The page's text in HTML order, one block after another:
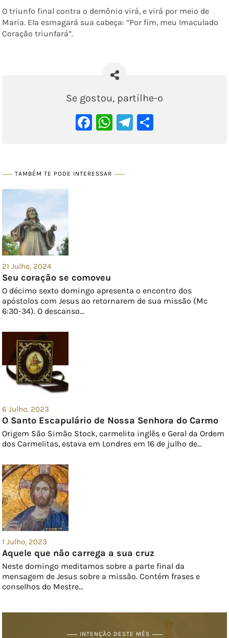
O triunfo final contra o demônio virá, e virá por meio de
Maria. Ela esmagará sua cabeça: “Por fim, meu Imaculado
Coração triunfará”.
Se gostou, partilhe-o
Facebook
WhatsApp
Telegram
TAMBÉM TE PODE INTERESSAR
21 Julho, 2024
Seu coração se comoveu
O décimo sexto domingo apresenta o encontro dos
apóstolos com Jesus ao retornarem de sua missão (Mc
6:30-34). O descanso...
6 Julho, 2023
O Santo Escapulário de Nossa Senhora do Carmo
Origem São Simão Stock, carmelita inglês e Geral da Ordem
dos Carmelitas, estava em Londres em 16 de julho de...
1 Julho, 2023
Aquele que não carrega a sua cruz
Neste domingo meditamos sobre a parte final da
mensagem de Jesus sobre a missão. Contém frases e
conselhos do Mestre...
INTENÇÃO DESTE MÊS